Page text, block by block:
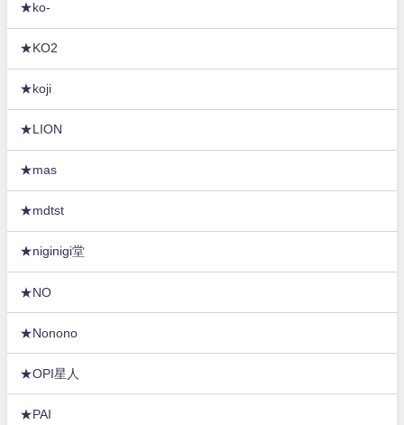
★ko-
★KO2
★koji
★LION
★mas
★mdtst
★niginigi堂
★NO
★Nonono
★OPI星人
★PAI